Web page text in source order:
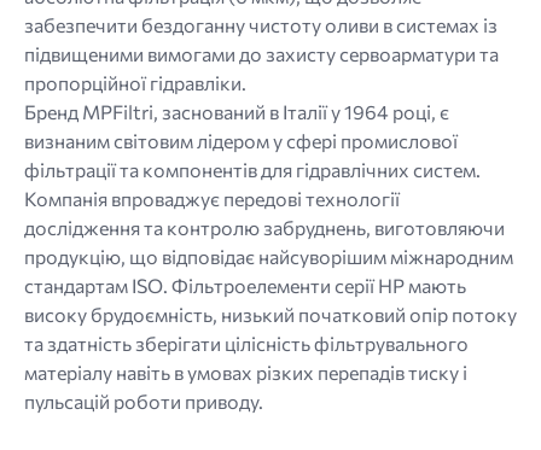
забезпечити бездоганну чистоту оливи в системах із
підвищеними вимогами до захисту сервоарматури та
пропорційної гідравліки.
Бренд MPFiltri, заснований в Італії у 1964 році, є
визнаним світовим лідером у сфері промислової
фільтрації та компонентів для гідравлічних систем.
Компанія впроваджує передові технології
дослідження та контролю забруднень, виготовляючи
продукцію, що відповідає найсуворішим міжнародним
стандартам ISO. Фільтроелементи серії HP мають
високу брудоємність, низький початковий опір потоку
та здатність зберігати цілісність фільтрувального
матеріалу навіть в умовах різких перепадів тиску і
пульсацій роботи приводу.